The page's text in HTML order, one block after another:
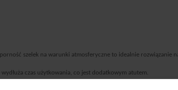
szelek na warunki atmosferyczne to idealnie rozwiązanie
czas użytkowania, co jest dodatkowym atutem.